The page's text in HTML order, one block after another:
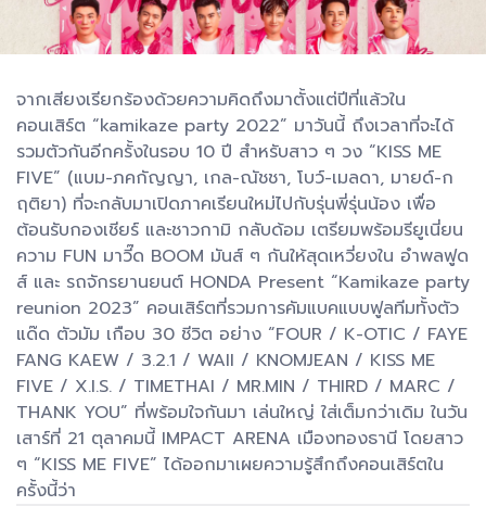
จากเสียงเรียกร้องด้วยความคิดถึงมาตั้งแต่ปีที่แล้วใน
คอนเสิร์ต “kamikaze party 2022” มาวันนี้ ถึงเวลาที่จะได้
รวมตัวกันอีกครั้งในรอบ 10 ปี สำหรับสาว ๆ วง “KISS ME
FIVE” (แบม-ภคกัญญา, เกล-ณัชชา, โบว์-เมลดา, มายด์-ก
ฤติยา) ที่จะกลับมาเปิดภาคเรียนใหม่ไปกับรุ่นพี่รุ่นน้อง เพื่อ
ต้อนรับกองเชียร์ และชาวกามิ กลับด้อม เตรียมพร้อมรียูเนี่ยน
ความ FUN มาวี๊ด BOOM มันส์ ๆ กันให้สุดเหวี่ยงใน อำพลฟูด
ส์ และ รถจักรยานยนต์ HONDA Present “Kamikaze party
reunion 2023” คอนเสิร์ตที่รวมการคัมแบคแบบฟูลทีมทั้งตัว
แด๊ด ตัวมัม เกือบ 30 ชีวิต อย่าง “FOUR / K-OTIC / FAYE
FANG KAEW / 3.2.1 / WAII / KNOMJEAN / KISS ME
FIVE / X.I.S. / TIMETHAI / MR.MIN / THIRD / MARC /
THANK YOU” ที่พร้อมใจกันมา เล่นใหญ่ ใส่เต็มกว่าเดิม ในวัน
เสาร์ที่ 21 ตุลาคมนี้ IMPACT ARENA เมืองทองธานี โดยสาว
ๆ “KISS ME FIVE” ได้ออกมาเผยความรู้สึกถึงคอนเสิร์ตใน
ครั้งนี้ว่า